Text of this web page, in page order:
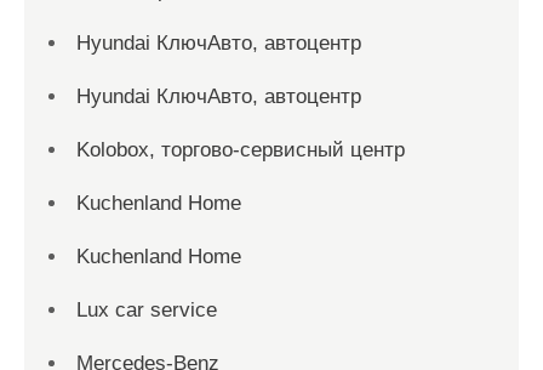
Hyundai КлючАвто, автоцентр
Hyundai КлючАвто, автоцентр
Kolobox, торгово-сервисный центр
Kuchenland Home
Kuchenland Home
Lux car service
Mercedes-Benz